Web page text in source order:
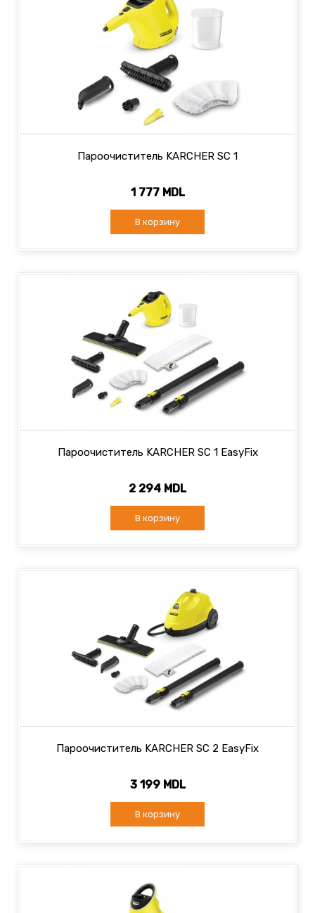
Пароочиститель KARCHER SC 1
1 777 MDL
В корзину
Пароочиститель KARCHER SC 1 EasyFix
2 294 MDL
В корзину
Пароочиститель KARCHER SC 2 EasyFix
3 199 MDL
В корзину